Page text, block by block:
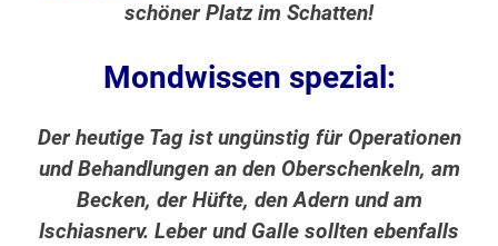
schöner Platz im Schatten!
Mondwissen spezial:
Der heutige Tag ist ungünstig für Operationen
und Behandlungen an den Oberschenkeln, am
Becken, der Hüfte, den Adern und am
Ischiasnerv. Leber und Galle sollten ebenfalls